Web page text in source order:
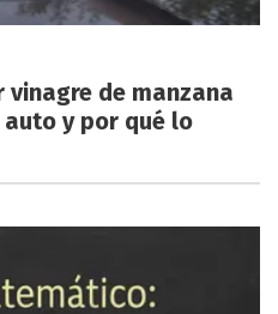
vinagre de manzana
y por qué lo